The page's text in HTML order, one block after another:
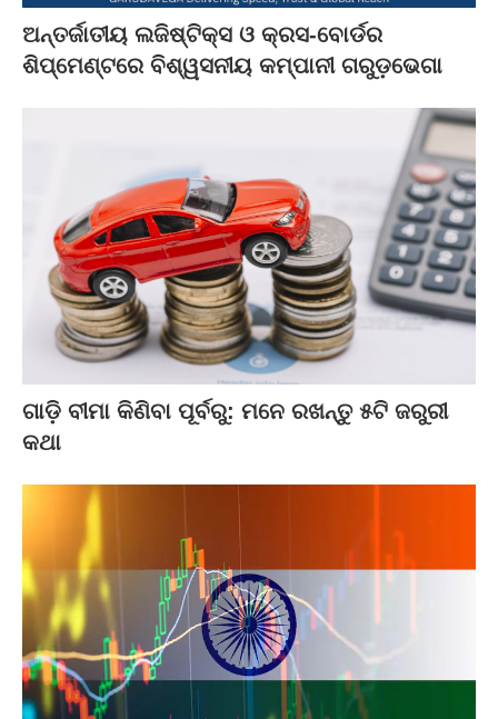
ଅନ୍ତର୍ଜାତୀୟ ଲଜିଷ୍ଟିକ୍ସ ଓ କ୍ରସ-ବୋର୍ଡର
ଶିପ୍‌ମେଣ୍ଟରେ ବିଶ୍ୱସନୀୟ କମ୍ପାନୀ ଗରୁଡ଼ଭେଗା
ଗାଡ଼ି ବୀମା କିଣିବା ପୂର୍ବରୁ: ମନେ ରଖନ୍ତୁ ୫ଟି ଜରୁରୀ
କଥା